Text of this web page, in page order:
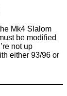
Mk4 Slalom
be modified
not up
either 93/96 or